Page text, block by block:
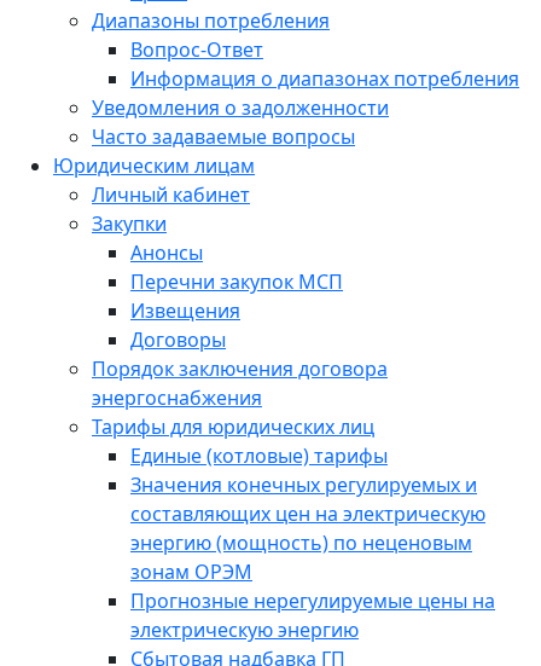
Диапазоны потребления
Вопрос-Ответ
Информация о диапазонах потребления
Уведомления о задолженности
Часто задаваемые вопросы
Юридическим лицам
Личный кабинет
Закупки
Анонсы
Перечни закупок МСП
Извещения
Договоры
Порядок заключения договора
энергоснабжения
Тарифы для юридических лиц
Единые (котловые) тарифы
Значения конечных регулируемых и
составляющих цен на электрическую
энергию (мощность) по неценовым
зонам ОРЭМ
Прогнозные нерегулируемые цены на
электрическую энергию
Сбытовая надбавка ГП